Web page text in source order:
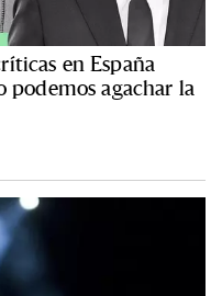
en España
agachar la